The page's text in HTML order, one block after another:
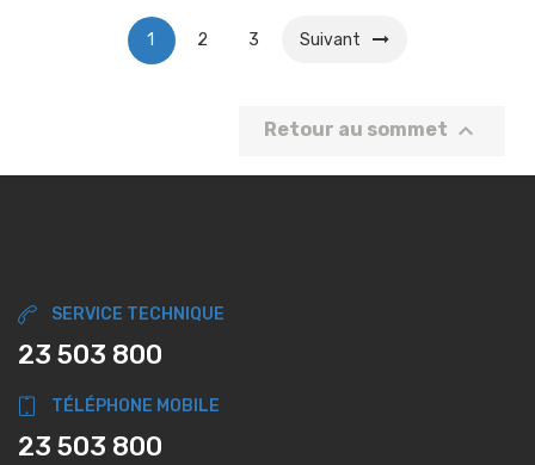
1 2 3 Suivant
Retour au sommet 
SERVICE TECHNIQUE
23 503 800
TÉLÉPHONE MOBILE
23 503 800